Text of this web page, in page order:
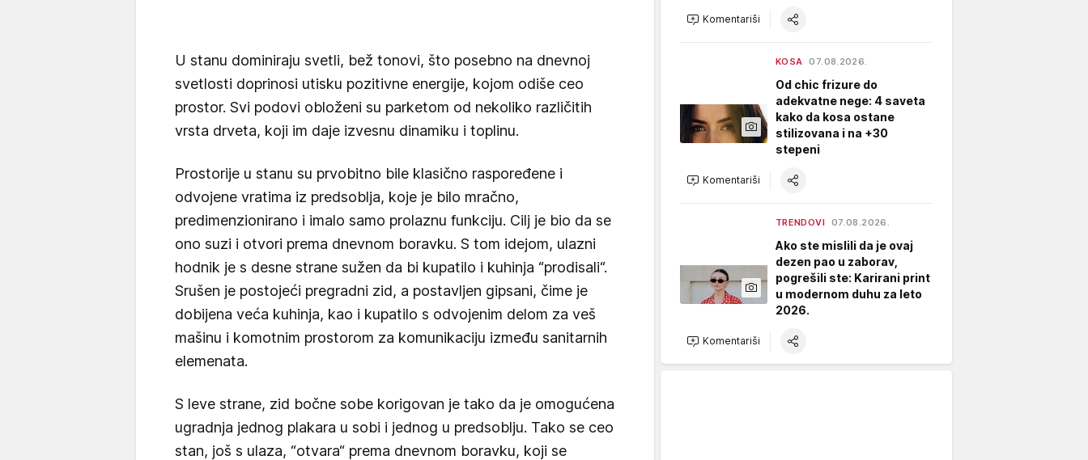
U stanu dominiraju svetli, bež tonovi, što posebno na dnevnoj
svetlosti doprinosi utisku pozitivne energije, kojom odiše ceo
prostor. Svi podovi obloženi su parketom od nekoliko različitih
vrsta drveta, koji im daje izvesnu dinamiku i toplinu.
Prostorije u stanu su prvobitno bile klasično raspoređene i
odvojene vratima iz predsoblja, koje je bilo mračno,
predimenzionirano i imalo samo prolaznu funkciju. Cilj je bio da se
ono suzi i otvori prema dnevnom boravku. S tom idejom, ulazni
hodnik je s desne strane sužen da bi kupatilo i kuhinja “prodisali“.
Srušen je postojeći pregradni zid, a postavljen gipsani, čime je
dobijena veća kuhinja, kao i kupatilo s odvojenim delom za veš
mašinu i komotnim prostorom za komunikaciju između sanitarnih
elemenata.
S leve strane, zid bočne sobe korigovan je tako da je omogućena
ugradnja jednog plakara u sobi i jednog u predsoblju. Tako se ceo
stan, još s ulaza, “otvara“ prema dnevnom boravku, koji se
Komentariši
KOSA 07.08.2026.
Od chic frizure do
adekvatne nege: 4 saveta
kako da kosa ostane
stilizovana i na +30
stepeni
Komentariši
TRENDOVI 07.08.2026.
Ako ste mislili da je ovaj
dezen pao u zaborav,
pogrešili ste: Karirani print
u modernom duhu za leto
2026.
Komentariši